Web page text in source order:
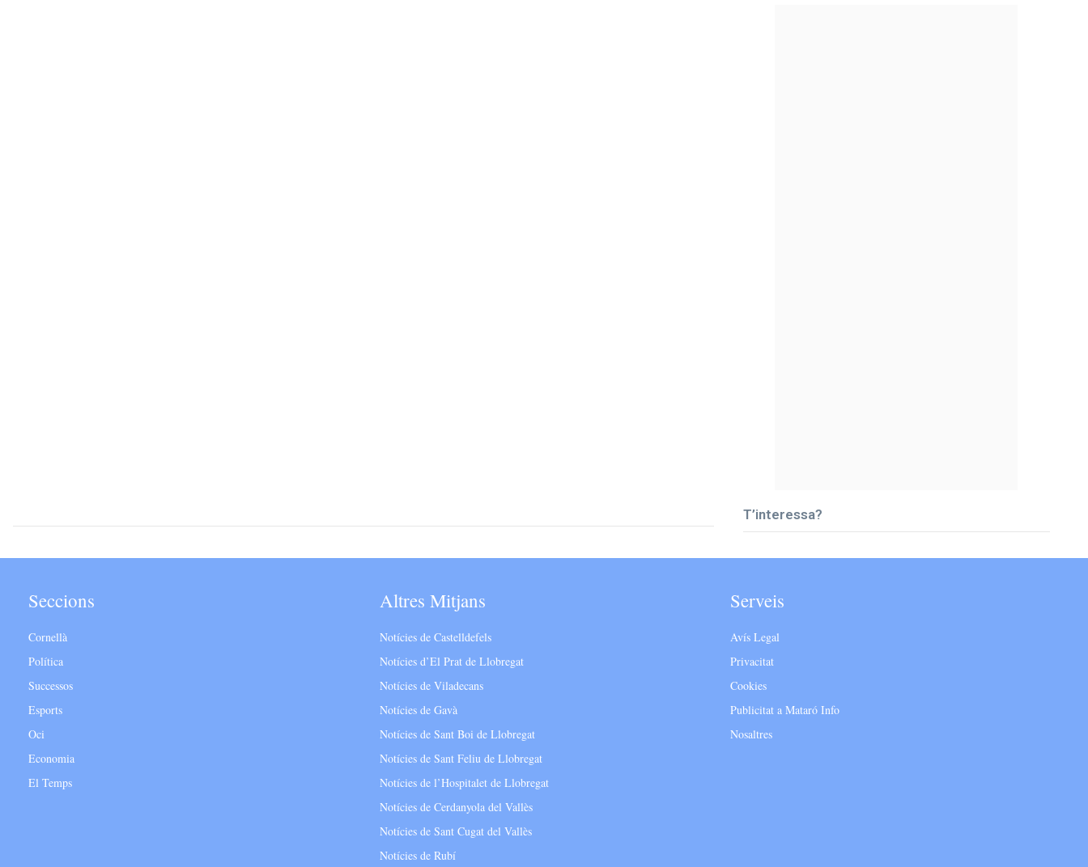
T’interessa?
Seccions
Cornellà
Política
Successos
Esports
Oci
Economia
El Temps
Altres Mitjans
Notícies de Castelldefels
Notícies d’El Prat de Llobregat
Notícies de Viladecans
Notícies de Gavà
Notícies de Sant Boi de Llobregat
Notícies de Sant Feliu de Llobregat
Notícies de l’Hospitalet de Llobregat
Notícies de Cerdanyola del Vallès
Notícies de Sant Cugat del Vallès
Notícies de Rubí
Serveis
Avís Legal
Privacitat
Cookies
Publicitat a Mataró Info
Nosaltres